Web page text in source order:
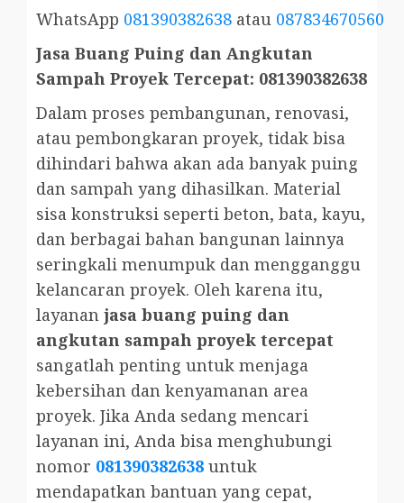
WhatsApp 081390382638 atau 087834670560
Jasa Buang Puing dan Angkutan
Sampah Proyek Tercepat: 081390382638
Dalam proses pembangunan, renovasi,
atau pembongkaran proyek, tidak bisa
dihindari bahwa akan ada banyak puing
dan sampah yang dihasilkan. Material
sisa konstruksi seperti beton, bata, kayu,
dan berbagai bahan bangunan lainnya
seringkali menumpuk dan mengganggu
kelancaran proyek. Oleh karena itu,
layanan jasa buang puing dan
angkutan sampah proyek tercepat
sangatlah penting untuk menjaga
kebersihan dan kenyamanan area
proyek. Jika Anda sedang mencari
layanan ini, Anda bisa menghubungi
nomor 081390382638 untuk
mendapatkan bantuan yang cepat,